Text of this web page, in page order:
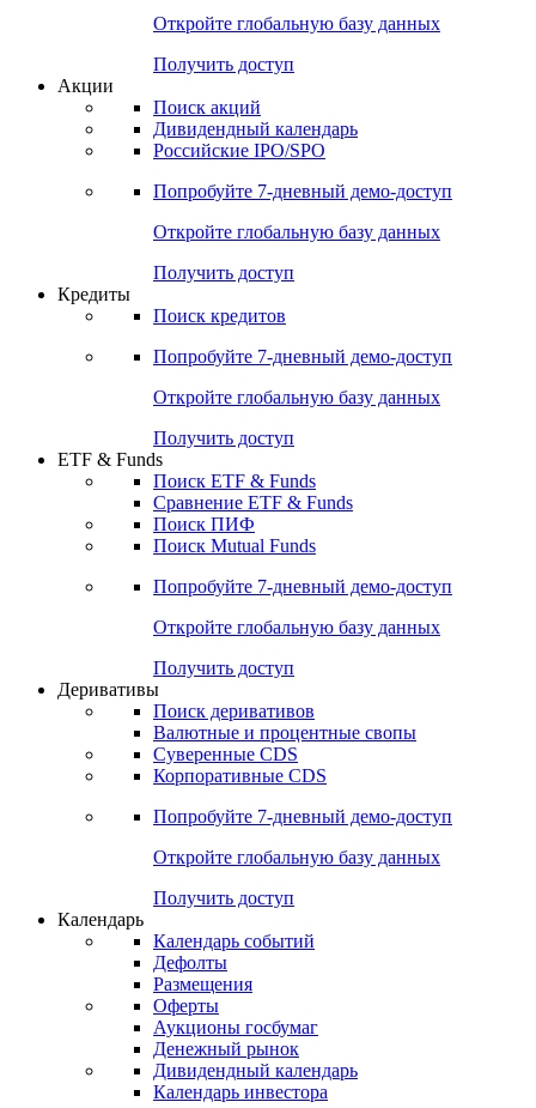
Откройте глобальную базу данных
Получить доступ
Акции
Поиск акций
Дивидендный календарь
Российские IPO/SPO
Попробуйте 7-дневный демо-доступ
Откройте глобальную базу данных
Получить доступ
Кредиты
Поиск кредитов
Попробуйте 7-дневный демо-доступ
Откройте глобальную базу данных
Получить доступ
ETF & Funds
Поиск ETF & Funds
Сравнение ETF & Funds
Поиск ПИФ
Поиск Mutual Funds
Попробуйте 7-дневный демо-доступ
Откройте глобальную базу данных
Получить доступ
Деривативы
Поиск деривативов
Валютные и процентные свопы
Суверенные CDS
Корпоративные CDS
Попробуйте 7-дневный демо-доступ
Откройте глобальную базу данных
Получить доступ
Календарь
Календарь событий
Дефолты
Размещения
Оферты
Аукционы госбумаг
Денежный рынок
Дивидендный календарь
Календарь инвестора